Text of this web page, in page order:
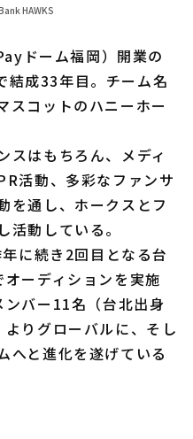
HAWKS
ドーム福岡）開業の
成33年目。チーム名
スコットのハニーホー
スはもちろん、メディ
活動、多彩なファンサ
を通し、ホークスとフ
動している。
に続き2回目となる台
ーディションを実施
ンバー11名（台北出身
りグローバルに、そし
へと進化を遂げている